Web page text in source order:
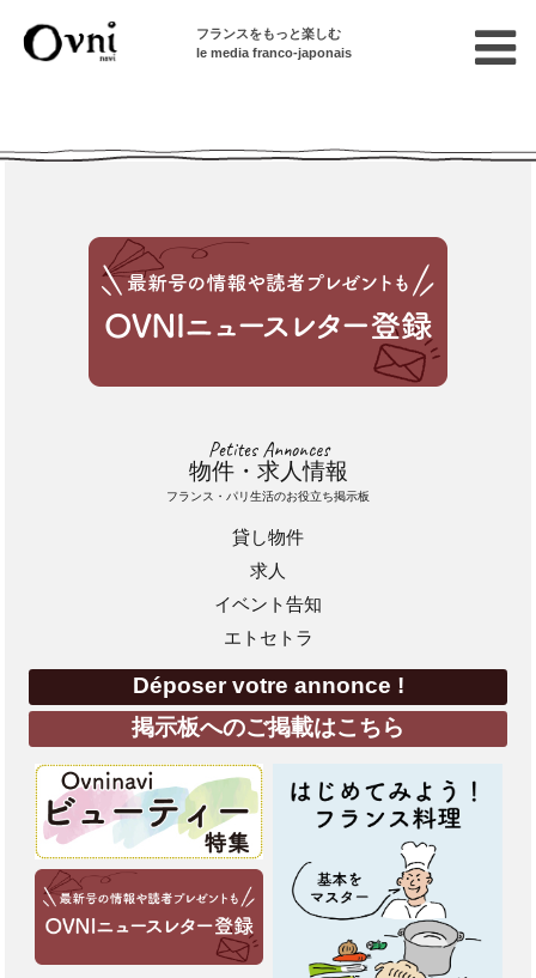
フランスをもっと楽しむ
le media franco-japonais
Petites Annonces
物件・求人情報
フランス・パリ生活のお役立ち掲示板
貸し物件
求人
イベント告知
エトセトラ
Déposer votre annonce !
掲示板へのご掲載はこちら